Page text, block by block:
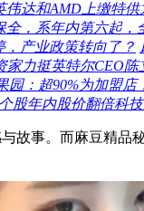
伟达和AMD上缴特
，系年内第六起
产业政策转向了？
家力挺英特尔CEO
园：超90%为加盟
股年内股价翻倍科
故事。而麻豆精